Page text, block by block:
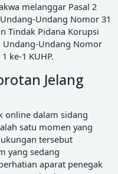
melanggar Pasal 2
Undang Nomor 31
Tindak Pidana Korupsi
Undang Nomor
ke-1 KUHP.
Jelang
online dalam sidang
satu momen yang
tersebut
yang sedang
aparat penegak